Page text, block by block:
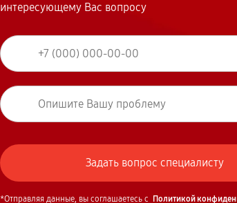
интересующему Вас вопросу
*Отправляя данные, вы соглашаетесь с Политикой